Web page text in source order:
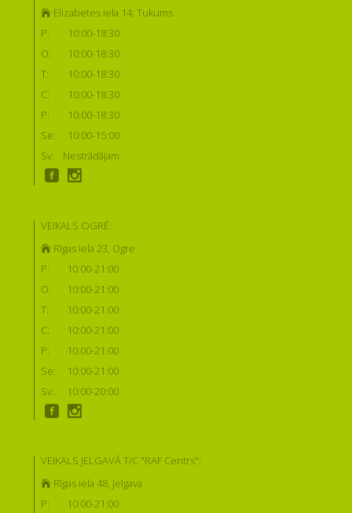
Elizabetes iela 14, Tukums
P:
10:00-18:30
O:
10:00-18:30
T:
10:00-18:30
C:
10:00-18:30
P:
10:00-18:30
Se:
10:00-15:00
Sv:
Nestrādājam
VEIKALS OGRĒ:
Rīgas iela 23, Ogre
P:
10:00-21:00
O:
10:00-21:00
T:
10:00-21:00
C:
10:00-21:00
P:
10:00-21:00
Se:
10:00-21:00
Sv:
10:00-20:00
VEIKALS JELGAVĀ T/C "RAF Centrs":
Rīgas iela 48, Jelgava
P:
10:00-21:00